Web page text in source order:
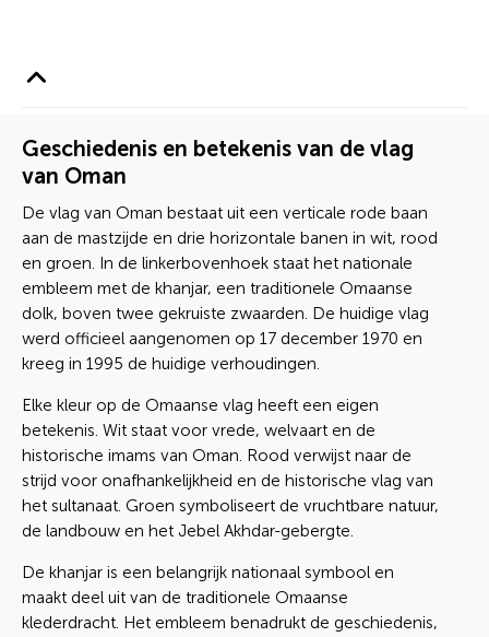
Geschiedenis en betekenis van de vlag
van Oman
De vlag van Oman bestaat uit een verticale rode baan
aan de mastzijde en drie horizontale banen in wit, rood
en groen. In de linkerbovenhoek staat het nationale
embleem met de khanjar, een traditionele Omaanse
dolk, boven twee gekruiste zwaarden. De huidige vlag
werd officieel aangenomen op 17 december 1970 en
kreeg in 1995 de huidige verhoudingen.
Elke kleur op de Omaanse vlag heeft een eigen
betekenis. Wit staat voor vrede, welvaart en de
historische imams van Oman. Rood verwijst naar de
strijd voor onafhankelijkheid en de historische vlag van
het sultanaat. Groen symboliseert de vruchtbare natuur,
de landbouw en het Jebel Akhdar-gebergte.
De khanjar is een belangrijk nationaal symbool en
maakt deel uit van de traditionele Omaanse
klederdracht. Het embleem benadrukt de geschiedenis,